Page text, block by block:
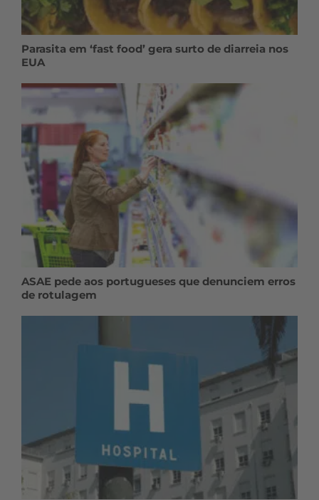
Parasita em ‘fast food’ gera surto de diarreia nos
EUA
ASAE pede aos portugueses que denunciem erros
de rotulagem